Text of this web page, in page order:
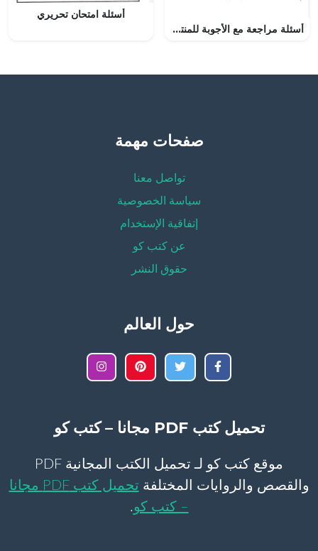
أسئلة مراجعة مع الأجوبة للمنتصف جزء ثاني
أسئلة امتحان تحريري
صفحات مهمة
تواصل معنا
سياسة الخصوصية
إتفاقية الإستخدام
عن كتب كو
حقوق النشر
حول العالم
تحميل كتب PDF مجانا – كتب كو
موقع كتب كو لـ تحميل الكتب المجانية PDF
والقصص والروايات المختلفة
تحميل كتب PDF مجانا
– كتب كو.